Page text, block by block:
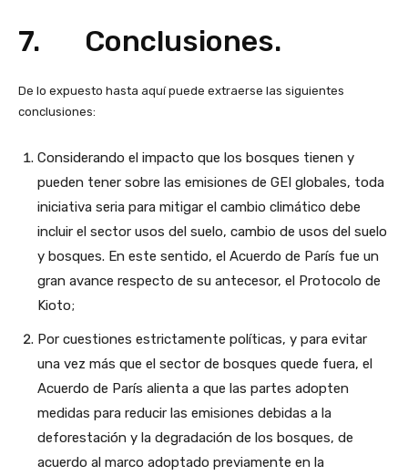
7. Conclusiones.
De lo expuesto hasta aquí puede extraerse las siguientes
conclusiones:
Considerando el impacto que los bosques tienen y
pueden tener sobre las emisiones de GEI globales, toda
iniciativa seria para mitigar el cambio climático debe
incluir el sector usos del suelo, cambio de usos del suelo
y bosques. En este sentido, el Acuerdo de París fue un
gran avance respecto de su antecesor, el Protocolo de
Kioto;
Por cuestiones estrictamente políticas, y para evitar
una vez más que el sector de bosques quede fuera, el
Acuerdo de París alienta a que las partes adopten
medidas para reducir las emisiones debidas a la
deforestación y la degradación de los bosques, de
acuerdo al marco adoptado previamente en la